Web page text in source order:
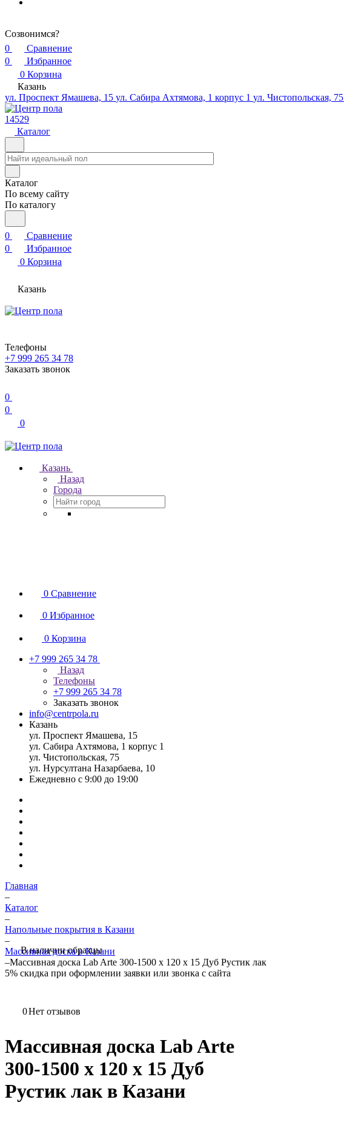
Созвонимся?
0
Сравнение
0
Избранное
0 Корзина
Казань
ул. Проспект Ямашева, 15 ул. Сабира Ахтямова, 1 корпус 1 ул. Чистопольская, 75
14529
Каталог
Каталог
По всему сайту
По каталогу
0
Сравнение
0
Избранное
0 Корзина
Казань
Телефоны
+7 999 265 34 78
Заказать звонок
0
0
0
Казань
Назад
Города
0 Сравнение
0 Избранное
0 Корзина
+7 999 265 34 78
Назад
Телефоны
+7 999 265 34 78
Заказать звонок
info@centrpola.ru
Казань
ул. Проспект Ямашева, 15
ул. Сабира Ахтямова, 1 корпус 1
ул. Чистопольская, 75
ул. Нурсултана Назарбаева, 10
Ежедневно с 9:00 до 19:00
Главная
–
Каталог
–
Напольные покрытия в Казани
–
Массивная доска в Казани
–Массивная доска Lab Arte 300-1500 х 120 х 15 Дуб Рустик лак
5% скидка при оформлении заявки или звонка с сайта
0Нет отзывов
Массивная доска Lab Arte
300-1500 х 120 х 15 Дуб
Рустик лак в Казани
В наличии образцы